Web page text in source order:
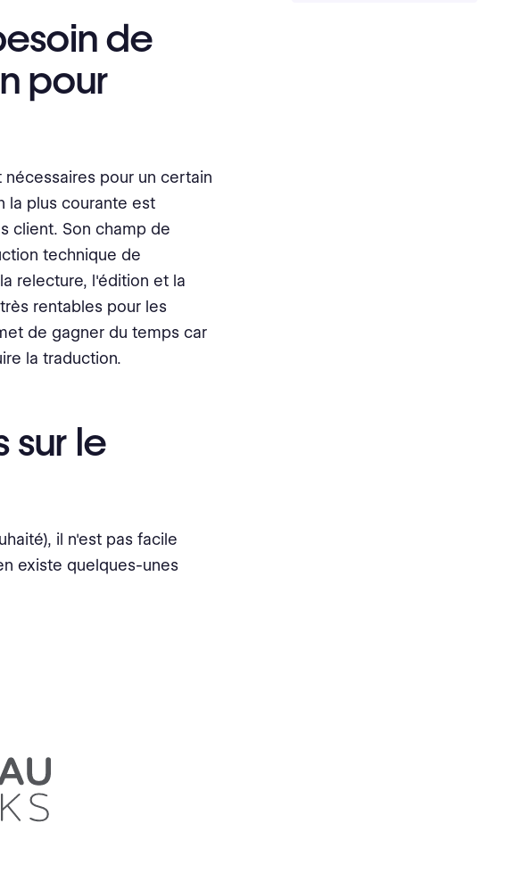
de
pour
pour un certain
la plus courante est
client. Son champ de
technique de
relecture, l'édition et la
rentables pour les
de gagner du temps car
la traduction.
sur le
il n'est pas facile
existe quelques-unes